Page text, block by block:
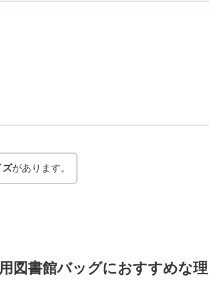
ズがあります。
図書館バッグにおすすめな理